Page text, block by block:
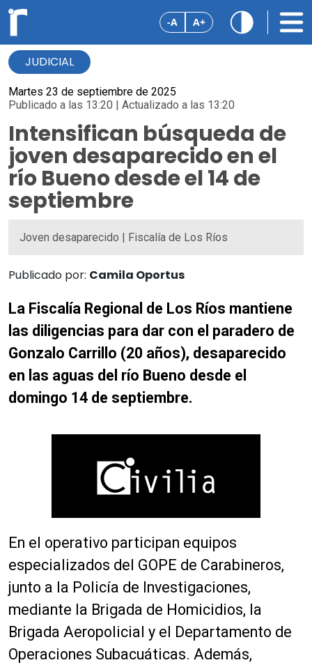
-A A+
JUDICIAL
Martes 23 de septiembre de 2025
Publicado a las 13:20 | Actualizado a las 13:20
Intensifican búsqueda de
joven desaparecido en el
río Bueno desde el 14 de
septiembre
Joven desaparecido | Fiscalía de Los Ríos
Publicado por: Camila Oportus
La Fiscalía Regional de Los Ríos mantiene
las diligencias para dar con el paradero de
Gonzalo Carrillo (20 años), desaparecido
en las aguas del río Bueno desde el
domingo 14 de septiembre.
En el operativo participan equipos
especializados del GOPE de Carabineros,
junto a la Policía de Investigaciones,
mediante la Brigada de Homicidios, la
Brigada Aeropolicial y el Departamento de
Operaciones Subacuáticas. Además,